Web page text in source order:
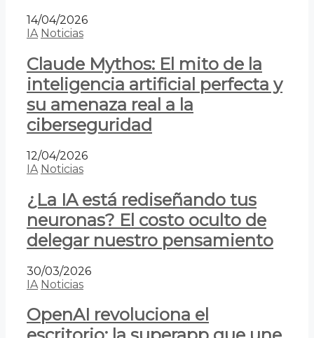
14/04/2026
IA Noticias
Claude Mythos: El mito de la
inteligencia artificial perfecta y
su amenaza real a la
ciberseguridad
12/04/2026
IA Noticias
¿La IA está rediseñando tus
neuronas? El costo oculto de
delegar nuestro pensamiento
30/03/2026
IA Noticias
OpenAI revoluciona el